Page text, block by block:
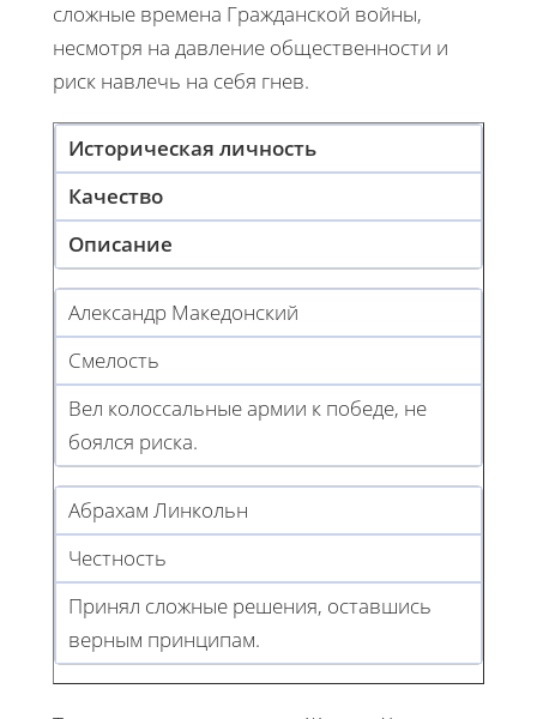
сложные времена Гражданской войны,
несмотря на давление общественности и
риск навлечь на себя гнев.
Историческая личность
Качество
Описание
Александр Македонский
Смелость
Вел колоссальные армии к победе, не
боялся риска.
Абрахам Линкольн
Честность
Принял сложные решения, оставшись
верным принципам.